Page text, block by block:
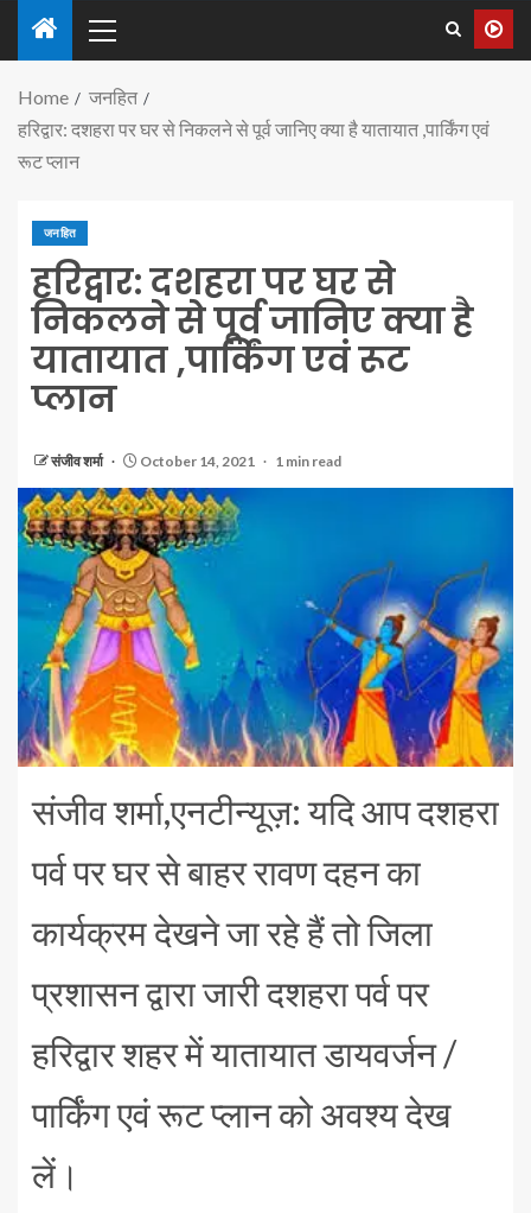
Home
जनहित
हरिद्वार: दशहरा पर घर से निकलने से पूर्व जानिए क्या है यातायात ,पार्किंग एवं
रूट प्लान
जनहित
हरिद्वार: दशहरा पर घर से
निकलने से पूर्व जानिए क्या है
यातायात ,पार्किंग एवं रूट
प्लान
संजीव शर्मा October 14, 2021 1 min read
संजीव शर्मा,एनटीन्यूज़: यदि आप दशहरा
पर्व पर घर से बाहर रावण दहन का
कार्यक्रम देखने जा रहे हैं तो जिला
प्रशासन द्वारा जारी दशहरा पर्व पर
हरिद्वार शहर में यातायात डायवर्जन /
पार्किंग एवं रूट प्लान को अवश्य देख
लें।